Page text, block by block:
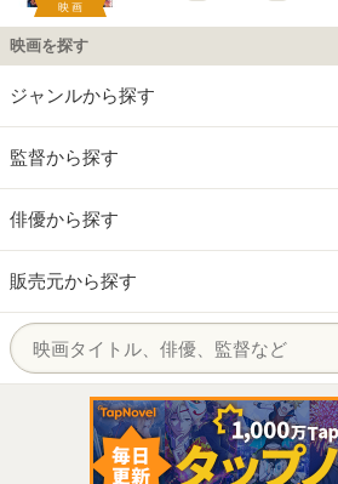
映画
映画を探す
ジャンルから探す
監督から探す
俳優から探す
販売元から探す